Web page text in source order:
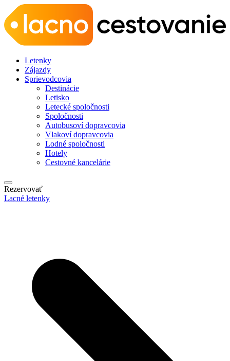
Letenky
Zájazdy
Sprievodcovia
Destinácie
Letisko
Letecké spoločnosti
Spoločnosti
Autobusoví dopravcovia
Vlakoví dopravcovia
Lodné spoločnosti
Hotely
Cestovné kancelárie
Rezervovať
Lacné letenky